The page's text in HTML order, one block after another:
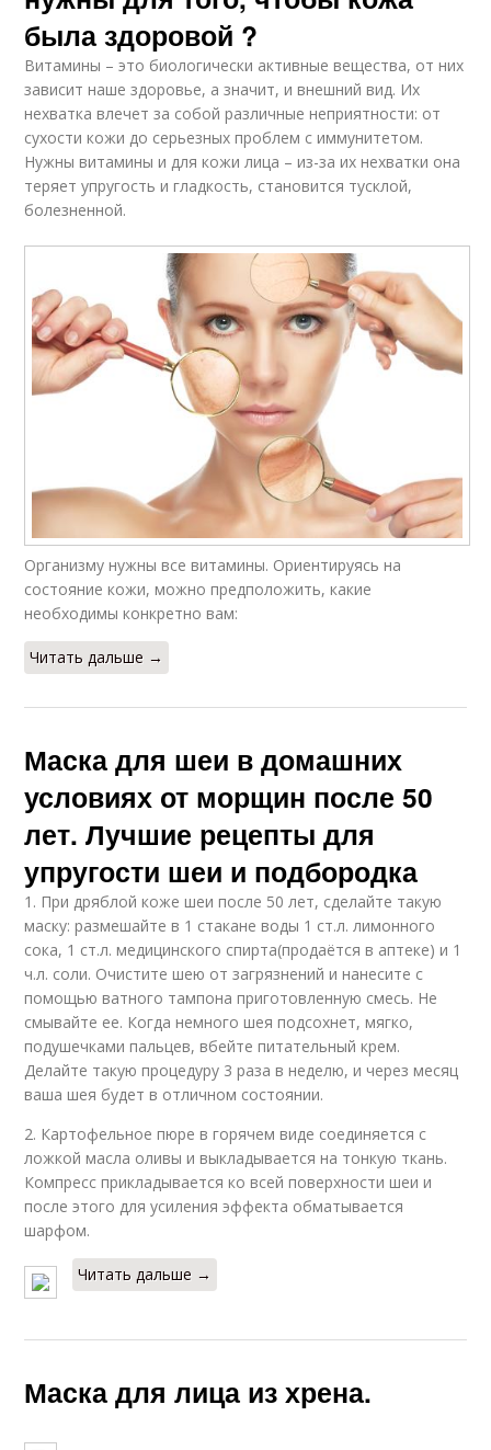
была здоровой ?
Витамины – это биологически активные вещества, от них
зависит наше здоровье, а значит, и внешний вид. Их
нехватка влечет за собой различные неприятности: от
сухости кожи до серьезных проблем с иммунитетом.
Нужны витамины и для кожи лица – из-за их нехватки она
теряет упругость и гладкость, становится тусклой,
болезненной.
Организму нужны все витамины. Ориентируясь на
состояние кожи, можно предположить, какие
необходимы конкретно вам:
Читать дальше →
Маска для шеи в домашних
условиях от морщин после 50
лет. Лучшие рецепты для
упругости шеи и подбородка
1. При дряблой коже шеи после 50 лет, сделайте такую
маску: размешайте в 1 стакане воды 1 ст.л. лимонного
сока, 1 ст.л. медицинского спирта(продаётся в аптеке) и 1
ч.л. соли. Очистите шею от загрязнений и нанесите с
помощью ватного тампона приготовленную смесь. Не
смывайте ее. Когда немного шея подсохнет, мягко,
подушечками пальцев, вбейте питательный крем.
Делайте такую процедуру 3 раза в неделю, и через месяц
ваша шея будет в отличном состоянии.
2. Картофельное пюре в горячем виде соединяется с
ложкой масла оливы и выкладывается на тонкую ткань.
Компресс прикладывается ко всей поверхности шеи и
после этого для усиления эффекта обматывается
шарфом.
Читать дальше →
Маска для лица из хрена.